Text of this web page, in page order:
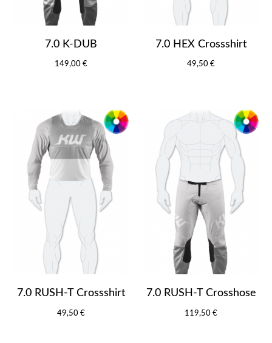
7.0 K-DUB
149,00 €
7.0 HEX Crossshirt
49,50 €
7.0 RUSH-T Crossshirt
49,50 €
7.0 RUSH-T Crosshose
119,50 €